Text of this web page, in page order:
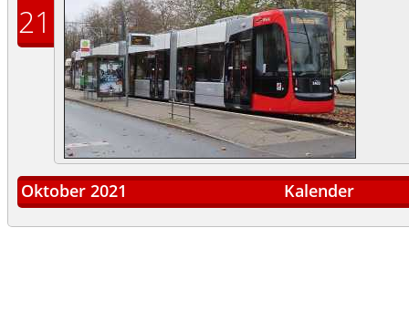
21
Oktober 2021 Kalender